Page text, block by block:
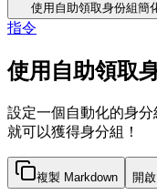
使用自助領取身份組簡
指令
使用自助領取
設定一個自動化的身
就可以獲得身分組！
複製 Markdown 開啟